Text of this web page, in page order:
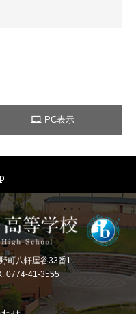
PC表示
町八軒屋谷33番1
0774-41-3555